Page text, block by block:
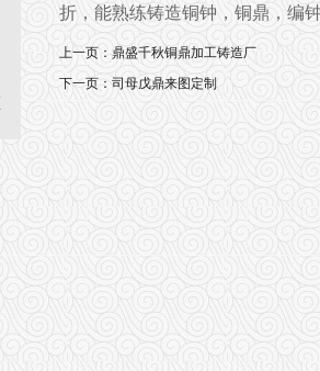
折，能熟练铸造铜钟，铜鼎，编
上一页： 鼎盛千秋铜鼎加工铸造厂
下一页： 司母戊鼎来图定制